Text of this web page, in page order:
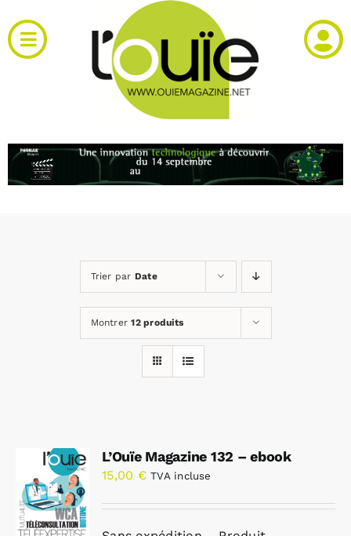
au
contenu
Toggle
Navigation
RH et emploi
Annonces emploi
Trier par Date
Montrer12 produits
L’Ouïe Magazine 132 – ebook
15,00 € TVA incluse